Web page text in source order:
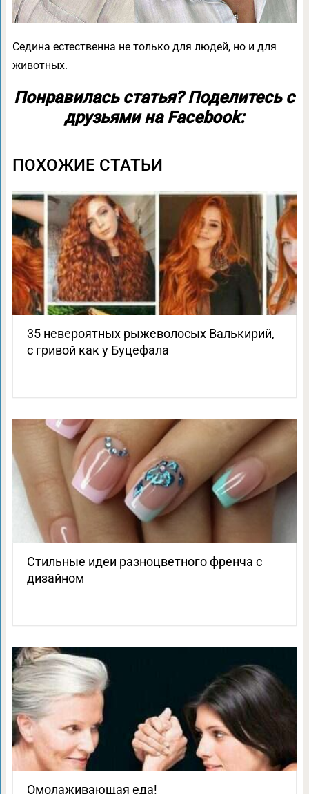
Седина естественна не только для людей, но и для
животных.
Понравилась статья? Поделитесь с
друзьями на Facebook:
ПОХОЖИЕ СТАТЬИ
35 невероятных рыжеволосых Валькирий,
с гривой как у Буцефала
Стильные идеи разноцветного френча с
дизайном
Омолаживающая еда!